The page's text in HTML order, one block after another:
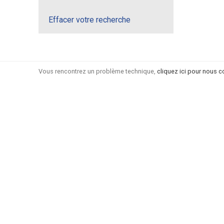
Effacer votre recherche
Vous rencontrez un problème technique, cliquez ici pour nous